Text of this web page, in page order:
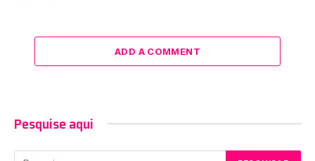
ADD A COMMENT
Pesquise aqui